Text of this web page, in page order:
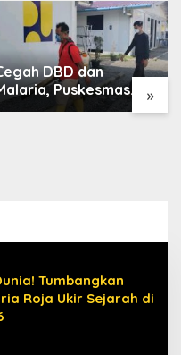
»
DBD dan
Puskesmas
Baru Fogging
Tumbangkan
Roja Ukir Sejarah di